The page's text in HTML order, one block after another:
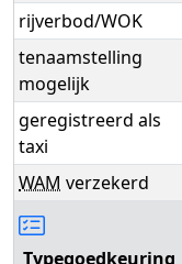
rijverbod/WOK
tenaamstelling
mogelijk
geregistreerd als
taxi
WAM verzekerd
Typegoedkeuring